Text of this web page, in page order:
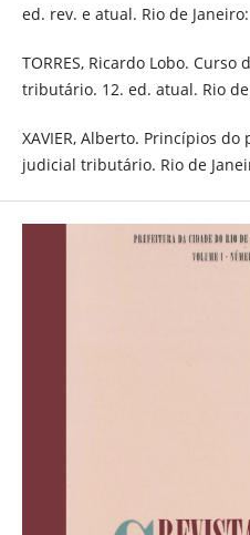
ed. rev. e atual. Rio de
TORRES, Ricardo Lobo.
tributário. 12. ed. atual. Rio de
XAVIER, Alberto. Princípios
judicial tributário. Rio de